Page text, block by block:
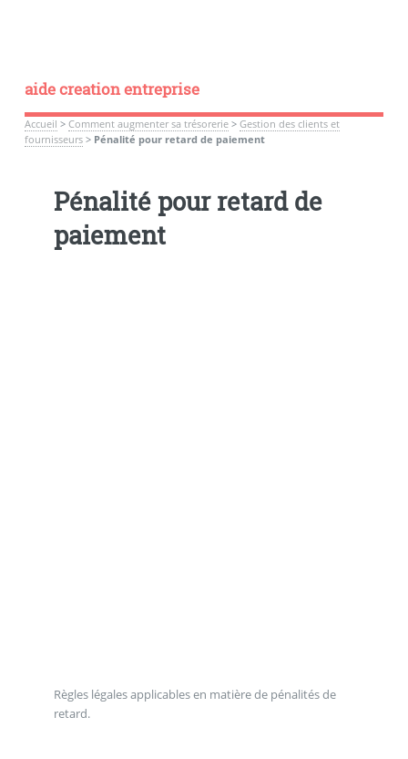
aide creation entreprise
Accueil > Comment augmenter sa trésorerie> Gestion des clients et
fournisseurs> Pénalité pour retard de paiement
Pénalité pour retard de
paiement
Règles légales applicables en matière de pénalités de
retard.